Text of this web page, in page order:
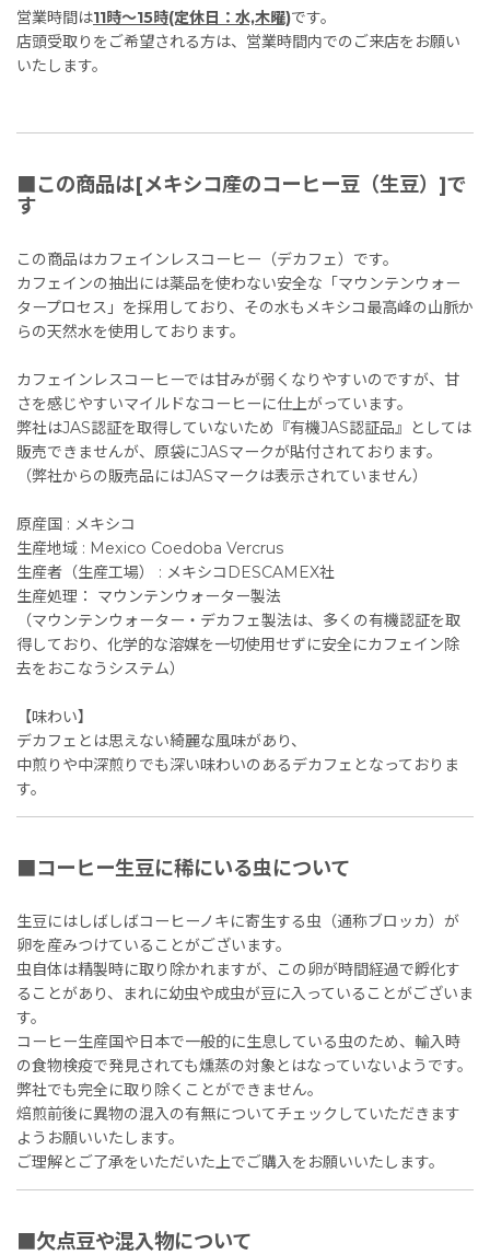
営業時間は11時〜15時(定休日：水,木曜)です。
店頭受取りをご希望される方は、営業時間内でのご来店をお願い
いたします。
■この商品は[メキシコ産のコーヒー豆（生豆）]で
す
この商品はカフェインレスコーヒー（デカフェ）です。
カフェインの抽出には薬品を使わない安全な「マウンテンウォー
タープロセス」を採用しており、その水もメキシコ最高峰の山脈か
らの天然水を使用しております。
カフェインレスコーヒーでは甘みが弱くなりやすいのですが、甘
さを感じやすいマイルドなコーヒーに仕上がっています。
弊社はJAS認証を取得していないため『有機JAS認証品』としては
販売できませんが、原袋にJASマークが貼付されております。
（弊社からの販売品にはJASマークは表示されていません）
原産国 : メキシコ
生産地域 : Mexico Coedoba Vercrus
生産者（生産工場） : メキシコDESCAMEX社
生産処理： マウンテンウォーター製法
（マウンテンウォーター・デカフェ製法は、多くの有機認証を取
得しており、化学的な溶媒を一切使用せずに安全にカフェイン除
去をおこなうシステム）
【味わい】
デカフェとは思えない綺麗な風味があり、
中煎りや中深煎りでも深い味わいのあるデカフェとなっておりま
す。
■コーヒー生豆に稀にいる虫について
生豆にはしばしばコーヒーノキに寄生する虫（通称ブロッカ）が
卵を産みつけていることがございます。
虫自体は精製時に取り除かれますが、この卵が時間経過で孵化す
ることがあり、まれに幼虫や成虫が豆に入っていることがございま
す。
コーヒー生産国や日本で一般的に生息している虫のため、輸入時
の食物検疫で発見されても燻蒸の対象とはなっていないようです。
弊社でも完全に取り除くことができません。
焙煎前後に異物の混入の有無についてチェックしていただきます
ようお願いいたします。
ご理解とご了承をいただいた上でご購入をお願いいたします。
■欠点豆や混入物について